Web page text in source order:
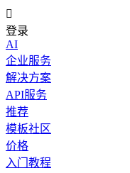

登录
AI
企业服务
解决方案
API服务
推荐
模板社区
价格
入门教程